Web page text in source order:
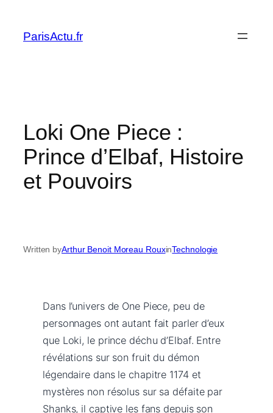
content
ParisActu.fr
Loki One Piece :
Prince d’Elbaf, Histoire
et Pouvoirs
Written byArthur Benoit Moreau RouxinTechnologie
Dans l’univers de One Piece, peu de
personnages ont autant fait parler d’eux
que Loki, le prince déchu d’Elbaf. Entre
révélations sur son fruit du démon
légendaire dans le chapitre 1174 et
mystères non résolus sur sa défaite par
Shanks, il captive les fans depuis son